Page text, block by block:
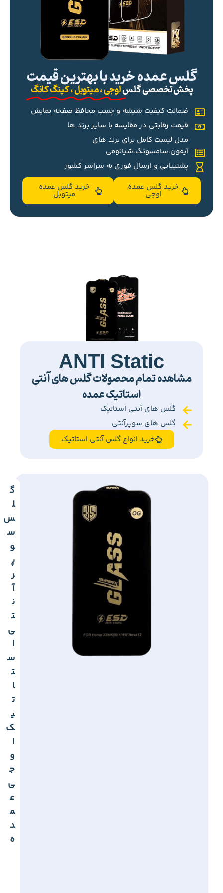
گلس عمده خرید با بهترین قیمت
پخش تخصصی گلساوجی ، میتوبل ، کینگ کانگ
ضمانت کیفیت شیشه و چسب محافظ صفحه نمایش
قیمت رقابتی در مقایسه با سایر برند ها
مدل لیست کامل برای برند های
آیفون،سامسونگ،شیائومی
پشتیبانی و ارسال فوری به سراسر کشور
خرید گلس عمده
اوجی
خرید گلس عمده
میتوبل
ANTI Static
مشاهده تمام محصولات گلس های آنتی
استاتیک عمده
گلس های آنتی استاتیک
گلس های سوپرآنتی
خرید انواع گلس آنتی استاتیک
گ
ل
س
س
و
پ
ر
آ
ن
ت
ی
ا
س
ت
ا
ت
ی
ک
ا
و
ج
ی
ع
م
د
ه